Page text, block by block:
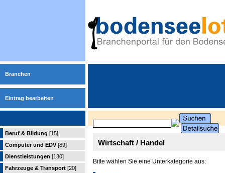
Branchen
Eintrag bearbeiten
Beruf & Bildung [15]
Computer und EDV [89]
Dienstleistungen [130]
Fahrzeuge & Transport [20]
Wirtschaft / Handel
Bitte wählen Sie eine Unterkategorie aus: